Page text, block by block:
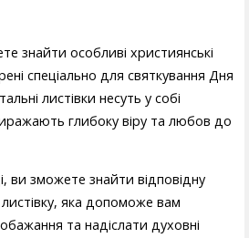
знайти особливі християнські
спеціально для святкування Дня
листівки несуть у собі
глибоку віру та любов до
ви зможете знайти відповідну
листівку, яка допоможе вам
та надіслати духовні